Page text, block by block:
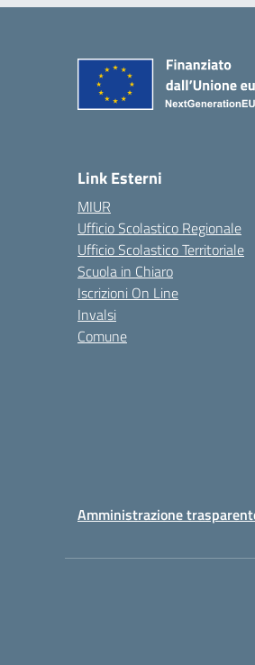
Link Esterni
MIUR
Ufficio Scolastico Regionale
Ufficio Scolastico Territoriale
Scuola in Chiaro
Iscrizioni On Line
Invalsi
Comune
Amministrazione